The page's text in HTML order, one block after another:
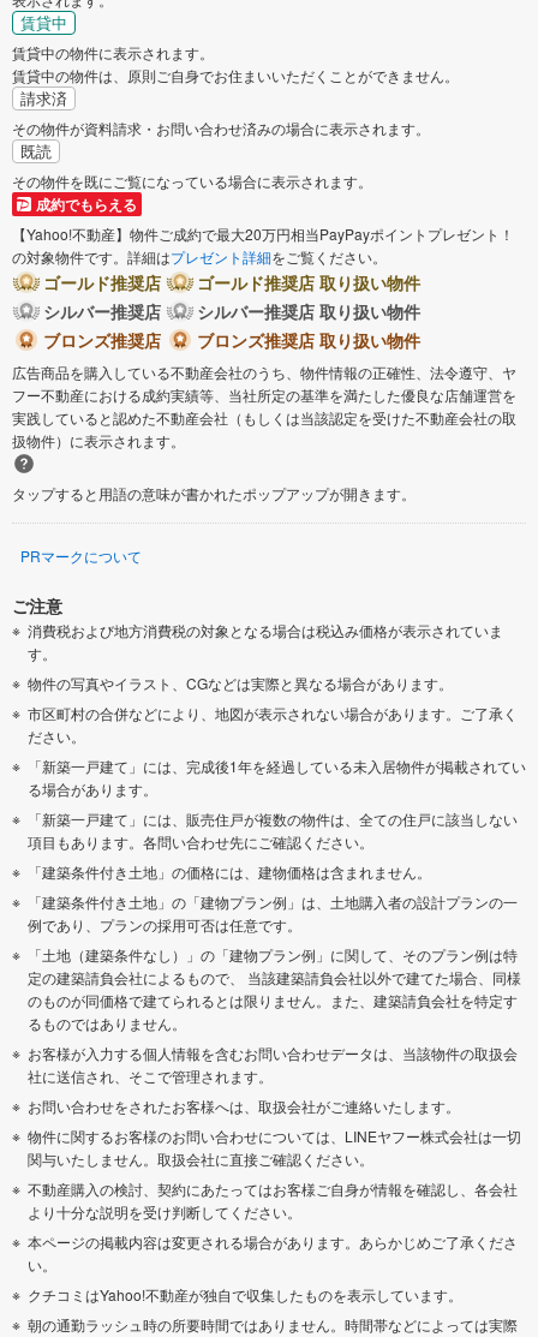
賃貸中
賃貸中の物件に表示されます。
賃貸中の物件は、原則ご自身でお住まいいただくことができません。
請求済
その物件が資料請求・お問い合わせ済みの場合に表示されます。
既読
その物件を既にご覧になっている場合に表示されます。
成約でもらえる
【Yahoo!不動産】物件ご成約で最大20万円相当PayPayポイントプレゼント！
の対象物件です。詳細はプレゼント詳細をご覧ください。
ゴールド推奨店
ゴールド推奨店 取り扱い物件
シルバー推奨店
シルバー推奨店 取り扱い物件
ブロンズ推奨店
ブロンズ推奨店 取り扱い物件
広告商品を購入している不動産会社のうち、物件情報の正確性、法令遵守、ヤ
フー不動産における成約実績等、当社所定の基準を満たした優良な店舗運営を
実践していると認めた不動産会社（もしくは当該認定を受けた不動産会社の取
扱物件）に表示されます。
タップすると用語の意味が書かれたポップアップが開きます。
PRマークについて
ご注意
消費税および地方消費税の対象となる場合は税込み価格が表示されていま
す。
物件の写真やイラスト、CGなどは実際と異なる場合があります。
市区町村の合併などにより、地図が表示されない場合があります。ご了承く
ださい。
「新築一戸建て」には、完成後1年を経過している未入居物件が掲載されてい
る場合があります。
「新築一戸建て」には、販売住戸が複数の物件は、全ての住戸に該当しない
項目もあります。各問い合わせ先にご確認ください。
「建築条件付き土地」の価格には、建物価格は含まれません。
「建築条件付き土地」の「建物プラン例」は、土地購入者の設計プランの一
例であり、プランの採用可否は任意です。
「土地（建築条件なし）」の「建物プラン例」に関して、そのプラン例は特
定の建築請負会社によるもので、 当該建築請負会社以外で建てた場合、同様
のものが同価格で建てられるとは限りません。また、建築請負会社を特定す
るものではありません。
お客様が入力する個人情報を含むお問い合わせデータは、当該物件の取扱会
社に送信され、そこで管理されます。
お問い合わせをされたお客様へは、取扱会社がご連絡いたします。
物件に関するお客様のお問い合わせについては、LINEヤフー株式会社は一切
関与いたしません。取扱会社に直接ご確認ください。
不動産購入の検討、契約にあたってはお客様ご自身が情報を確認し、各会社
より十分な説明を受け判断してください。
本ページの掲載内容は変更される場合があります。あらかじめご了承くださ
い。
クチコミはYahoo!不動産が独自で収集したものを表示しています。
朝の通勤ラッシュ時の所要時間ではありません。時間帯などによっては実際